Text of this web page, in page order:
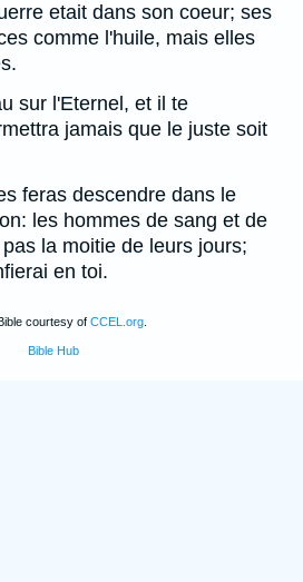
etait dans son coeur; ses
comme l'huile, mais elles
sur l'Eternel, et il te
jamais que le juste soit
feras descendre dans le
les hommes de sang et de
la moitie de leurs jours;
en toi.
courtesy of CCEL.org
Bible Hub